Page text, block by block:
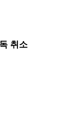
취소